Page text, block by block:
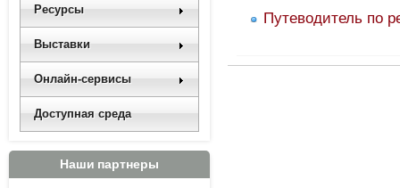
Ресурсы
Выставки
Онлайн-сервисы
Доступная среда
Наши партнеры
Путеводитель по